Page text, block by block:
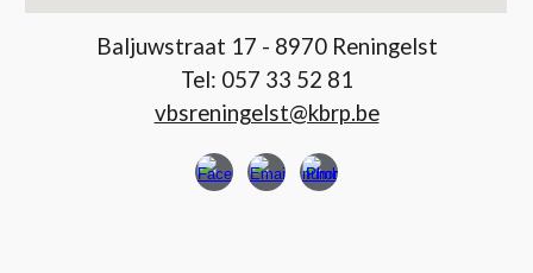
Baljuwstraat 17 - 8970 Reningelst
Tel: 057 33 52 81
vbsreningelst@kbrp.be